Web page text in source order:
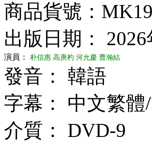
商品貨號：
出版日期：
演員： 朴信惠 高庚杓 河允慶 曹瀚結
發音： 韓語
字幕： 中文繁體
介質： DVD-9